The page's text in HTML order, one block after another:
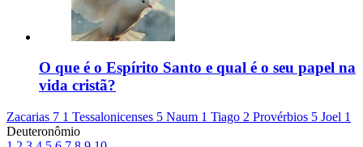
O que é o Espírito Santo e qual é o seu papel na
vida cristã?
Zacarias 7 1 Tessalonicenses 5 Naum 1 Tiago 2 Provérbios 5 Joel 1
Deuteronômio